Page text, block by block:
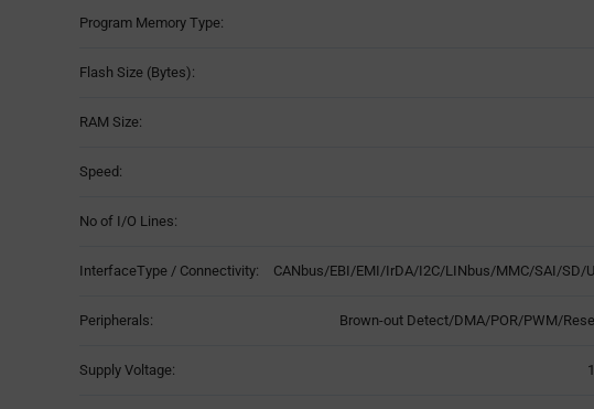
Program Memory Type:
Flash Size (Bytes):
RAM Size:
Speed:
No of I/O Lines:
InterfaceType / Connectivity: CANbus/EBI/EMI/IrDA/I2C/LINbus/MMC/SAI/SD/
Peripherals: Brown-out Detect/DMA/POR/PWM/
Supply Voltage: